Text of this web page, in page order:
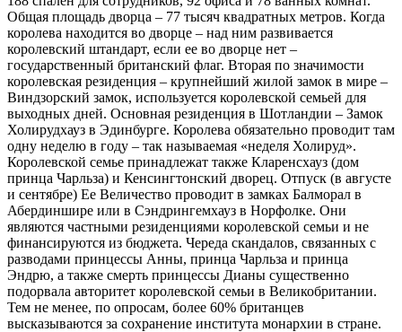
Общая площадь дворца – 77 тысяч квадратных метров. Когда
королева находится во дворце – над ним развивается
королевский штандарт, если ее во дворце нет –
государственный британский флаг. Вторая по значимости
королевская резиденция – крупнейший жилой замок в мире –
Виндзорский замок, используется королевской семьей для
выходных дней. Основная резиденция в Шотландии – Замок
Холирудхауз в Эдинбурге. Королева обязательно проводит там
одну неделю в году – так называемая «неделя Холируд».
Королевской семье принадлежат также Кларенсхауз (дом
принца Чарльза) и Кенсингтонский дворец. Отпуск (в августе
и сентябре) Ее Величество проводит в замках Балморал в
Абердиншире или в Сэндрингемхауз в Норфолке. Они
являются частными резиденциями королевской семьи и не
финансируются из бюджета. Череда скандалов, связанных с
разводами принцессы Анны, принца Чарльза и принца
Эндрю, а также смерть принцессы Дианы существенно
подорвала авторитет королевской семьи в Великобритании.
Тем не менее, по опросам, более 60% британцев
высказываются за сохранение института монархии в стране.